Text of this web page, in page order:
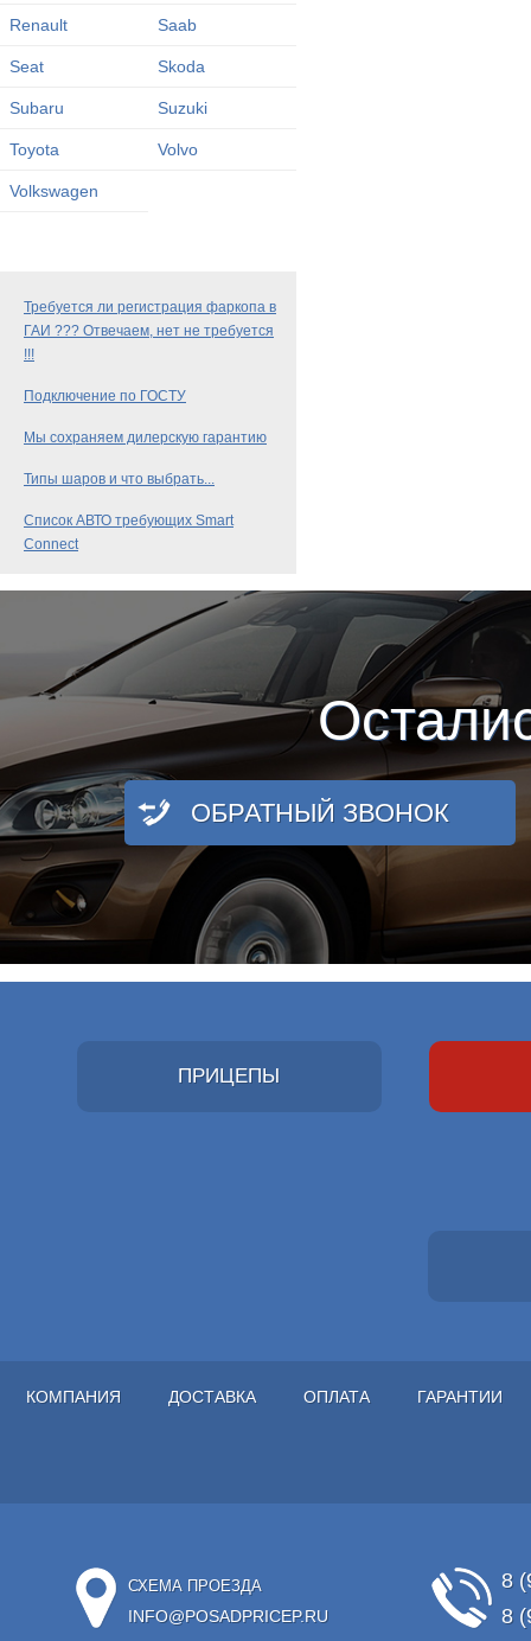
Renault Saab
Seat Skoda
Subaru Suzuki
Toyota Volvo
Volkswagen
Требуется ли регистрация фаркопа в
ГАИ ??? Отвечаем, нет не требуется
!!!
Подключение по ГОСТУ
Мы сохраняем дилерскую гарантию
Типы шаров и что выбрать...
Список АВТО требующих Smart
Connect
ОБРАТНЫЙ ЗВОНОК
ПРИЦЕПЫ
КОМПАНИЯ ДОСТАВКА ОПЛАТА ГАРАНТИИ
СХЕМА ПРОЕЗДА
INFO@POSADPRICEP.RU
8
8